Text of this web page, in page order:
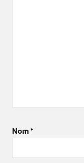
Nom*